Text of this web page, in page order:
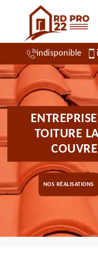
indisponible
TOITURE
NOS RÉALISATIONS